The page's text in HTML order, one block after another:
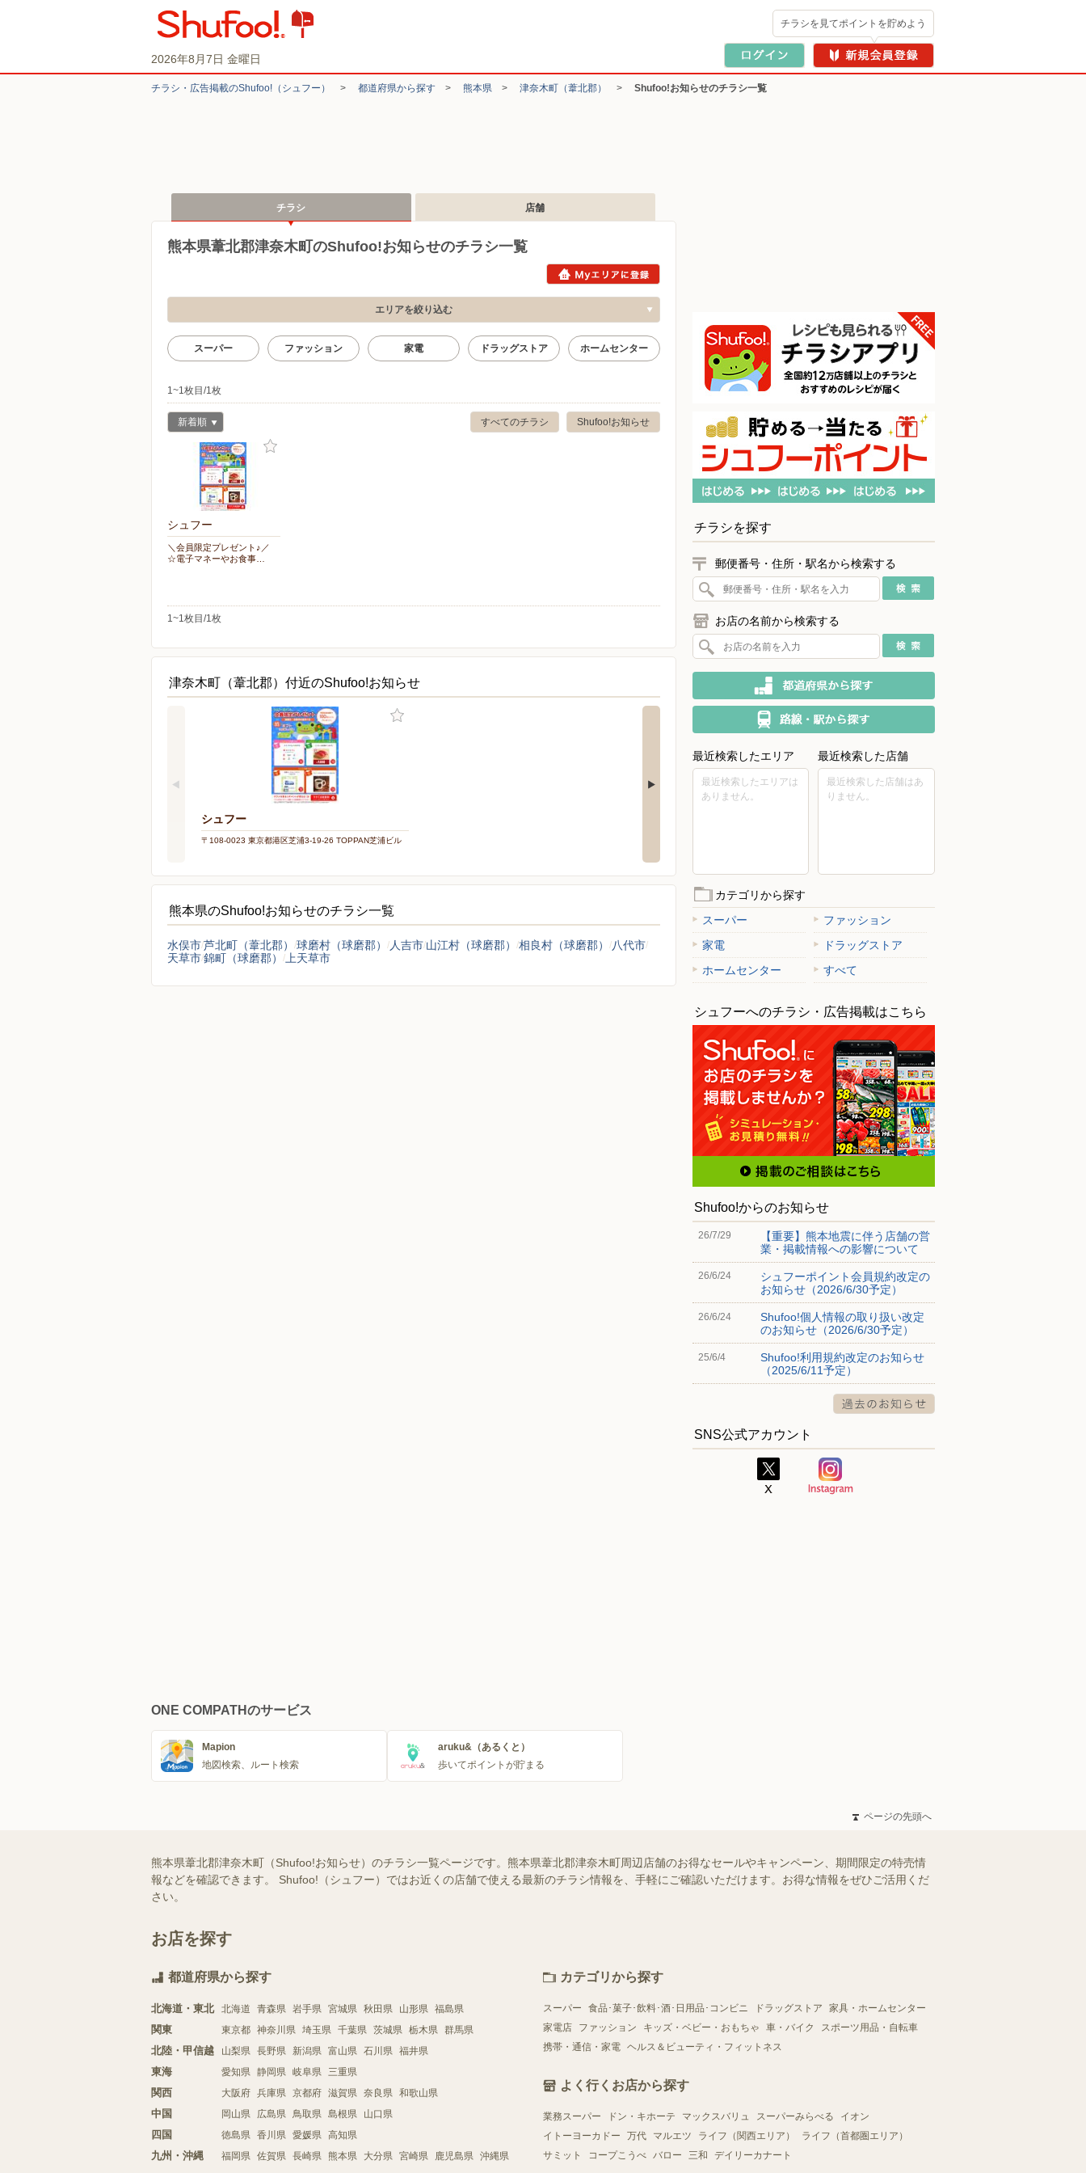
2026年8月7日 金曜日
チラシを見てポイントを貯めよう
チラシ・​広告掲載の​Shufoo!​（シュフー） > 都道府県から探す > 熊本県 > 津奈木町（葦北郡） > Shufoo!お知らせのチラシ一覧
チラシ 店舗
熊本県葦北郡津奈木町のShufoo!お知らせのチラシ一覧
エリアを絞り込む
スーパー ファッション 家電 ドラッグストア ホームセンター
1~1枚目/1枚
Shufoo!お知らせ
すべてのチラシ
新着順
シュフー
＼会員限定プレゼント♪／
☆電子マネーやお食事…
1~1枚目/1枚
津奈木町（葦北郡）付近のShufoo!お知らせ
シュフー
〒108-0023 東京都港区芝浦3-19-26 TOPPAN芝浦ビル
熊本県のShufoo!お知らせのチラシ一覧
水俣市芦北町（葦北郡） 球磨村（球磨郡） 人吉市 山江村（球磨郡） 相良村（球磨郡）
八代市
天草市錦町（球磨郡） 上天草市
チラシを探す
郵便番号・住所・駅名から検索する
お店の名前から検索する
最近検索したエリア
最近検索したエリアは
ありません。
最近検索した店舗
最近検索した店舗はあ
りません。
カテゴリから探す
スーパー
ファッション
家電
ドラッグストア
ホームセンター
すべて
シュフーへのチラシ・広告掲載はこちら
Shufoo!からのお知らせ
26/7/29
【重要】熊本地震に伴う店舗の営
業・掲載情報への影響について
26/6/24
シュフーポイント会員規約改定の
お知らせ（2026/6/30予定）
26/6/24
Shufoo!個人情報の取り扱い改定
のお知らせ（2026/6/30予定）
25/6/4
Shufoo!利用規約改定のお知らせ
（2025/6/11予定）
SNS公式アカウント
ONE COMPATHのサービス
Mapion
地図検索、ルート検索
aruku&（あるくと）
歩いてポイントが貯まる
ページの先頭へ
熊本県葦北郡津奈木町（Shufoo!お知らせ）のチラシ一覧ページです。熊本県葦北郡津奈木町周辺店舗のお得なセールやキャンペーン、期間限定の特売情
報などを確認できます。 Shufoo!（シュフー）ではお近くの店舗で使える最新のチラシ情報を、手軽にご確認いただけます。お得な情報をぜひご活用くだ
さい。
お店を探す
都道府県から探す
北海道・東北 北海道 青森県 岩手県 宮城県 秋田県 山形県 福島県
関東 東京都 神奈川県 埼玉県 千葉県 茨城県 栃木県 群馬県
北陸・甲信越 山梨県 長野県 新潟県 富山県 石川県 福井県
東海 愛知県 静岡県 岐阜県 三重県
関西 大阪府 兵庫県 京都府 滋賀県 奈良県 和歌山県
中国 岡山県 広島県 鳥取県 島根県 山口県
四国 徳島県 香川県 愛媛県 高知県
九州・沖縄 福岡県 佐賀県 長崎県 熊本県 大分県 宮崎県 鹿児島県 沖縄県
カテゴリから探す
スーパー 食品･菓子･飲料･酒･日用品･コンビニ ドラッグストア
家具・ホームセンター
家電店
ファッション キッズ・ベビー・おもちゃ 車・バイク
スポーツ用品・自転車
携帯・通信・家電 ヘルス＆ビューティ・フィットネス
よく行くお店から探す
業務スーパー ドン・キホーテ マックスバリュ スーパーみらべる
イオン
イトーヨーカドー
万代 マルエツ ライフ（関西エリア）
ライフ（首都圏エリア）
サミット
コープこうべ バロー 三和 デイリーカナート